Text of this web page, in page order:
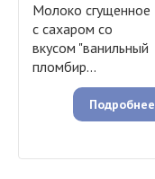
Молоко сгущенное
с сахаром со
вкусом "ванильный
пломбир...
Подробнее